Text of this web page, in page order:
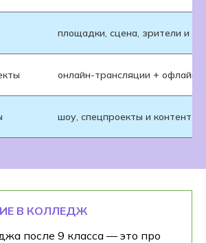
площадки, сцена, зрители и
онлайн-трансляции + офлайн-
шоу, спецпроекты и контент
В КОЛЛЕДЖ
после 9 класса — это про